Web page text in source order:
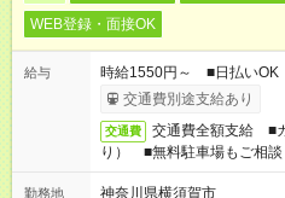
WEB登録・面接OK
給与
時給1550円～ ■日払いOK
交通費別途支給あり
交通費
交通費全額支給 ■
り） ■無料駐車場もご相談
勤務地
神奈川県横須賀市